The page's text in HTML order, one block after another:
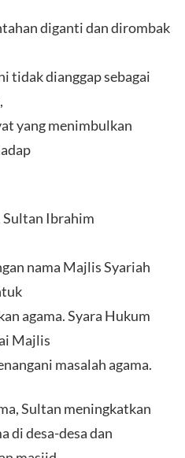
diganti dan dirombak
tidak dianggap sebagai
yang menimbulkan
Sultan Ibrahim
nama Majlis Syariah
agama. Syara Hukum
Majlis
masalah agama.
Sultan meningkatkan
di desa-desa dan